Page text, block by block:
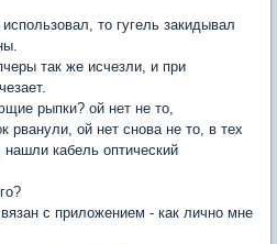
то гугель закидывал
так же исчезли, и при
рыпки? ой нет не то,
рванули, ой нет снова не то, в тех
нашли кабель оптический
с приложением - как лично мне